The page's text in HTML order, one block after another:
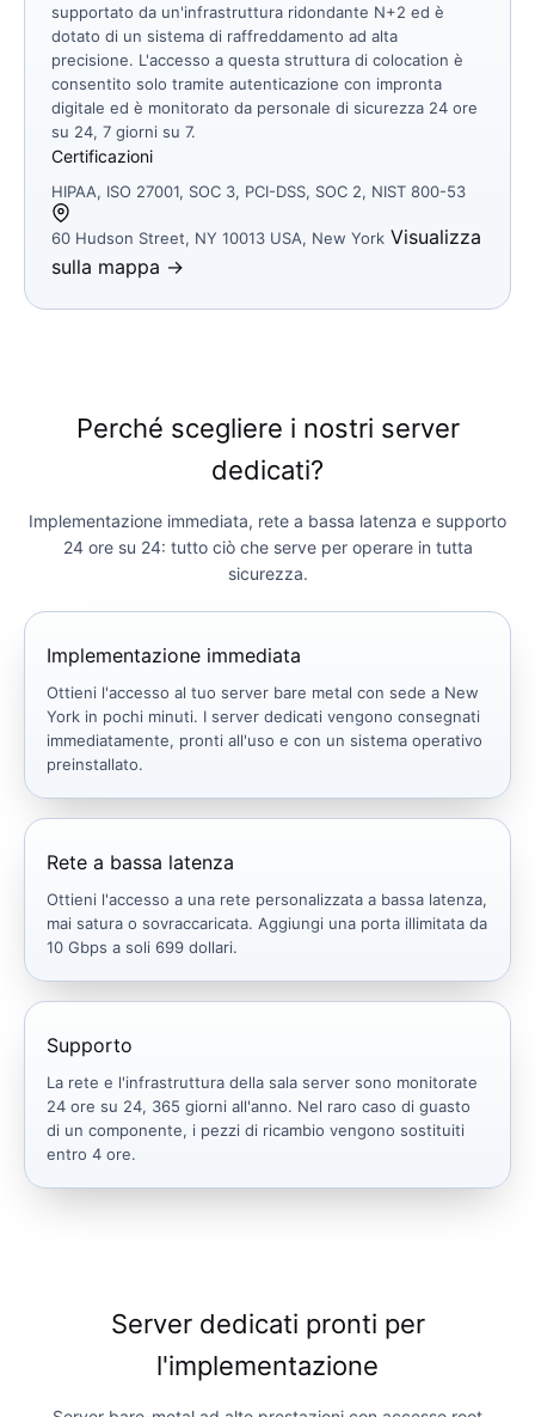
supportato da un'infrastruttura ridondante N+2 ed è
dotato di un sistema di raffreddamento ad alta
precisione. L'accesso a questa struttura di colocation è
consentito solo tramite autenticazione con impronta
digitale ed è monitorato da personale di sicurezza 24 ore
su 24, 7 giorni su 7.
Certificazioni
HIPAA, ISO 27001, SOC 3, PCI-DSS, SOC 2, NIST 800-53
60 Hudson Street, NY 10013 USA, New York Visualizza
sulla mappa →
Perché scegliere i nostri server
dedicati?
Implementazione immediata, rete a bassa latenza e supporto
24 ore su 24: tutto ciò che serve per operare in tutta
sicurezza.
Implementazione immediata
Ottieni l'accesso al tuo server bare metal con sede a New
York in pochi minuti. I server dedicati vengono consegnati
immediatamente, pronti all'uso e con un sistema operativo
preinstallato.
Rete a bassa latenza
Ottieni l'accesso a una rete personalizzata a bassa latenza,
mai satura o sovraccaricata. Aggiungi una porta illimitata da
10 Gbps a soli 699 dollari.
Supporto
La rete e l'infrastruttura della sala server sono monitorate
24 ore su 24, 365 giorni all'anno. Nel raro caso di guasto
di un componente, i pezzi di ricambio vengono sostituiti
entro 4 ore.
Server dedicati pronti per
l'implementazione